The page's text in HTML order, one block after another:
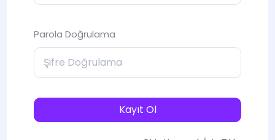
Parola Doğrulama
Kayıt Ol